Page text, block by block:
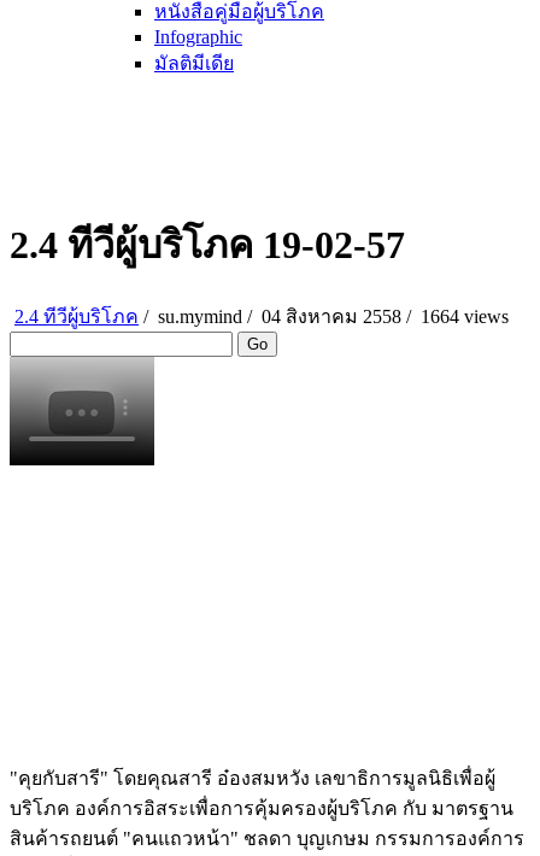
หนังสือคู่มือผู้บริโภค
Infographic
มัลติมีเดีย
2.4 ทีวีผู้บริโภค 19-02-57
2.4 ทีวีผู้บริโภค / su.mymind / 04 สิงหาคม 2558 / 1664 views
Go
"คุยกับสารี" โดยคุณสารี อ๋องสมหวัง เลขาธิการมูลนิธิเพื่อผู้
บริโภค องค์การอิสระเพื่อการคุ้มครองผู้บริโภค กับ มาตรฐาน
สินค้ารถยนต์ "คนแถวหน้า" ชลดา บุญเกษม กรรมการองค์การ